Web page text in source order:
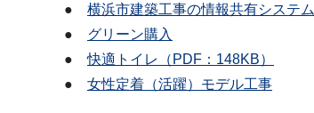
● 横浜市建築工事の情報共有システム
● グリーン購入
●快適トイレ（PDF：148KB）
● 女性定着（活躍）モデル工事